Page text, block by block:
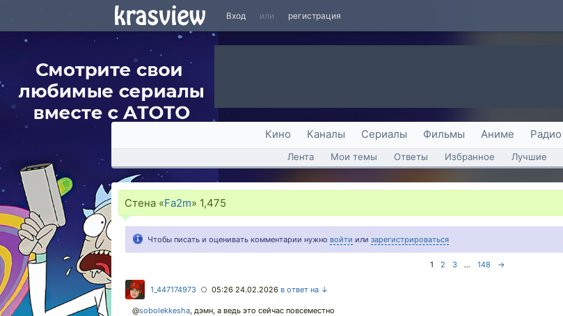
Вход или регистрация
Кино Каналы Сериалы Фильмы Аниме Радио
Лента Мои темы Ответы Избранное Лучшие
Стена «Fa2m» 1,475
Чтобы писать и оценивать комментарии нужно войти или зарегистрироваться
1 2 3 ... 148 →
1_447174973 ○ 05:26 24.02.2026 в ответ на ↓
@sobolekkesha, дэмн, а ведь это сейчас повсеместно